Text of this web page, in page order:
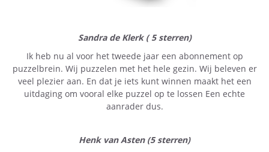
Sandra de Klerk ( 5 sterren)
Ik heb nu al voor het tweede jaar een abonnement op
puzzelbrein. Wij puzzelen met het hele gezin. Wij beleven er
veel plezier aan. En dat je iets kunt winnen maakt het een
uitdaging om vooral elke puzzel op te lossen Een echte
aanrader dus.
Henk van Asten (5 sterren)